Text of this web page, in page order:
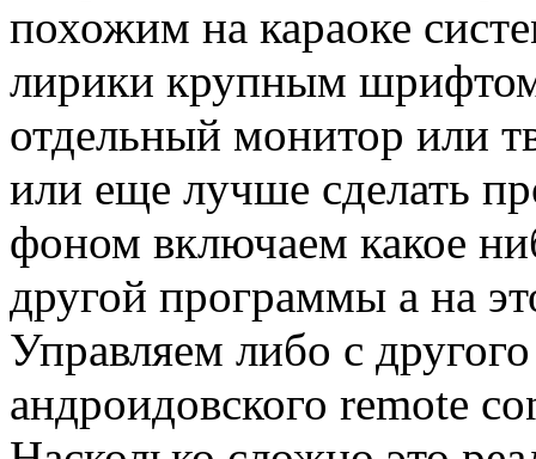
похожим на караоке
лирики крупным
отдельный монитор или
или еще лучше сделать
фоном включаем какое
другой программы а на
Управляем либо с
андроидовского remote